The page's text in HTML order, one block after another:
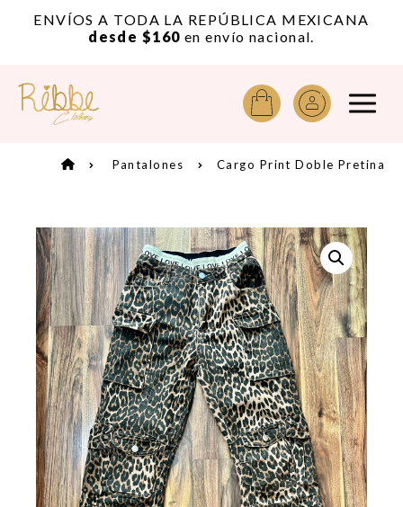
ENVÍOS A TODA LA REPÚBLICA MEXICANA
desde $160 en envío nacional.
Pantalones Cargo Print Doble Pretina